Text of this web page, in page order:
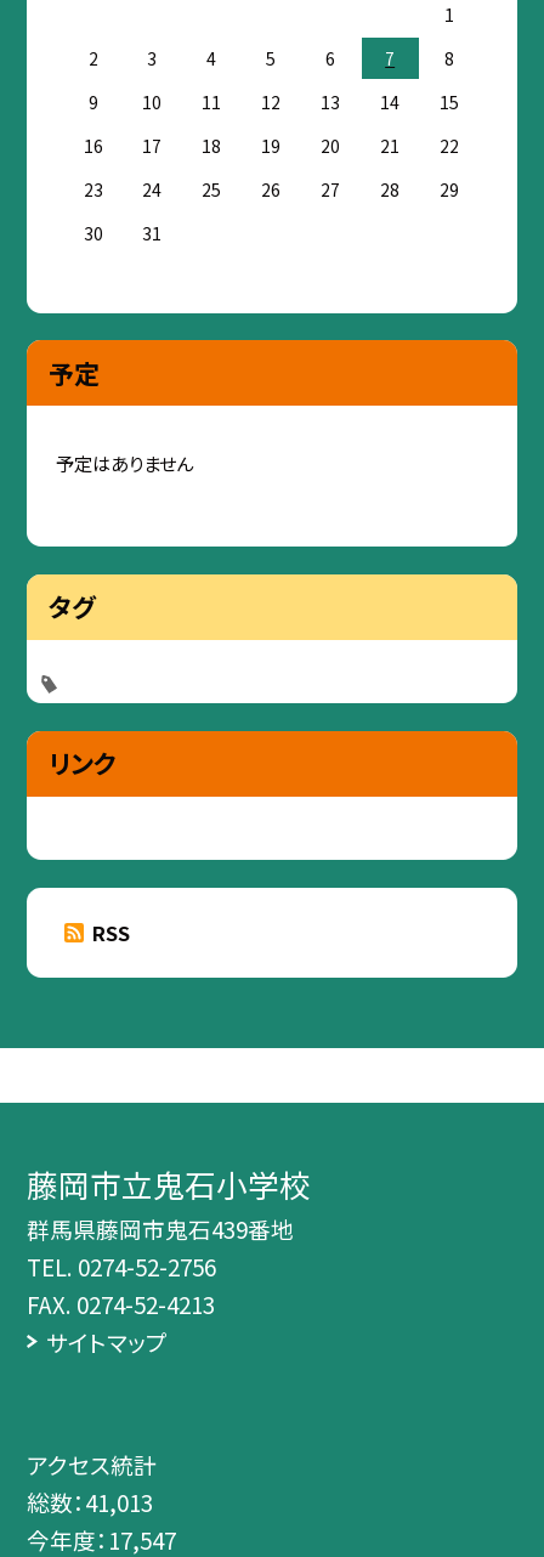
1
2
3 4 5 6 7
8
9
10 11 12 13 14
15
16
17 18 19 20 21
22
23
24 25 26 27 28
29
30
31
予定
予定はありません
タグ
リンク
RSS
藤岡市立鬼石小学校
群馬県藤岡市鬼石439番地
TEL. 0274-52-2756
FAX. 0274-52-4213
サイトマップ
アクセス統計
総数：41,013
今年度： 17,547